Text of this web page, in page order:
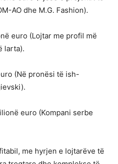
AO dhe M.G. Fashion).
euro (Lojtar me profil më
larta).
(Në pronësi të ish-
euro (Kompani serbe
me hyrjen e lojtarëve të